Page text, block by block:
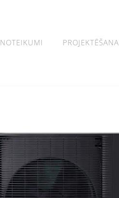
NOTEIKUMI PROJEKTĒŠANA